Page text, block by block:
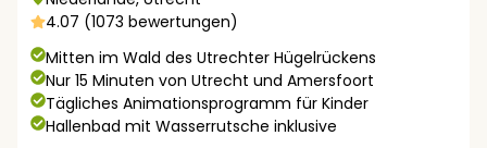
4.07 (1073 bewertungen)
Mitten im Wald des Utrechter Hügelrückens
Nur 15 Minuten von Utrecht und Amersfoort
Tägliches Animationsprogramm für Kinder
Hallenbad mit Wasserrutsche inklusive